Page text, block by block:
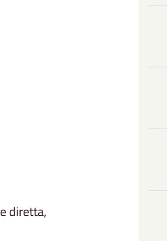
diretta,